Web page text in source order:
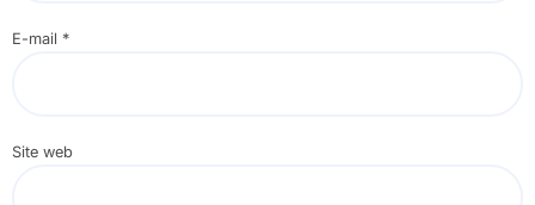
E-mail *
Site web